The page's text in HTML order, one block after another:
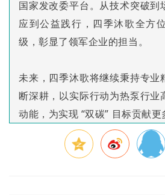
国家发改委平台。从技术突破到
应到公益践行，四季沐歌全方
级，彰显了领军企业的担当。
未来，四季沐歌将继续秉持专业
断深耕，以实际行动为热泵行业
动能，为实现 “双碳” 目标贡献更